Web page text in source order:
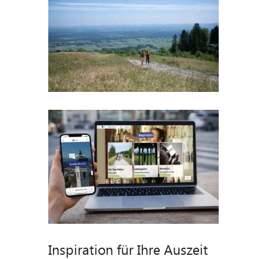
Inspiration für Ihre Auszeit